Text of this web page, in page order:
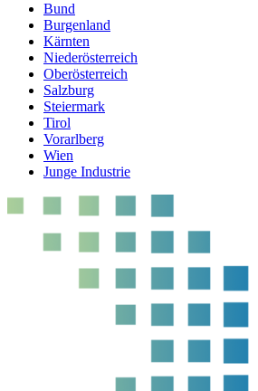
Bund
Burgenland
Kärnten
Niederösterreich
Oberösterreich
Salzburg
Steiermark
Tirol
Vorarlberg
Wien
Junge Industrie